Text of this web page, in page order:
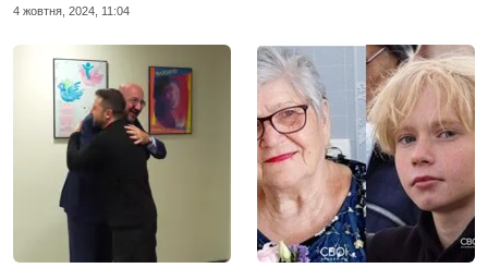
4 жовтня, 2024, 11:04